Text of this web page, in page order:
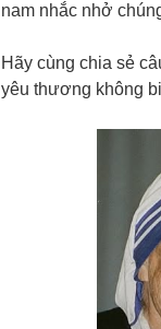
nam nhắc nhở
Hãy cùng chia sẻ
yêu thương không